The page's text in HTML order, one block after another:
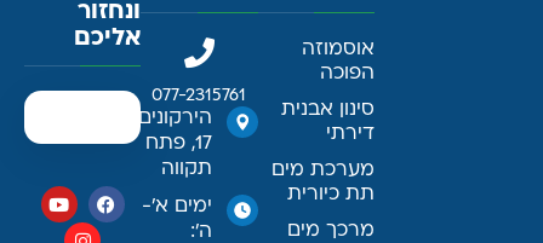
אוסמוזה
הפוכה
סינון אבנית
דירתי
מערכת מים
תת כיורית
מרכך מים
077-2315761
הירקונים
17, פתח
תקווה
ימים א׳-
ה׳:
ונחזור
אליכם